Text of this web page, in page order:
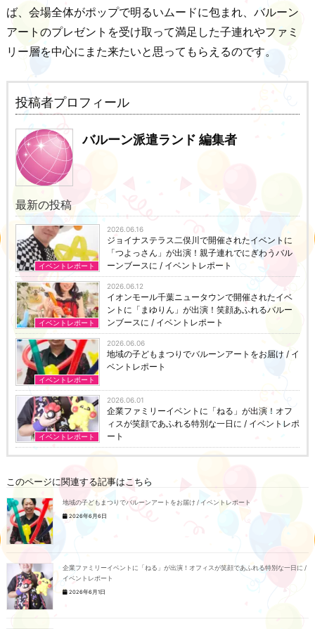
ば、会場全体がポップで明るいムードに包まれ、バルーン
アートのプレゼントを受け取って満足した子連れやファミ
リー層を中心にまた来たいと思ってもらえるのです。
投稿者プロフィール
バルーン派遣ランド 編集者
最新の投稿
イベントレポート
2026.06.16
ジョイナステラス二俣川で開催されたイベントに
「つよっさん」が出演！親子連れでにぎわうバル
ーンブースに / イベントレポート
イベントレポート
2026.06.12
イオンモール千葉ニュータウンで開催されたイベ
ントに「まゆりん」が出演！笑顔あふれるバルー
ンブースに / イベントレポート
イベントレポート
2026.06.06
地域の子どもまつりでバルーンアートをお届け / イ
ベントレポート
イベントレポート
2026.06.01
企業ファミリーイベントに「ねる」が出演！オフ
ィスが笑顔であふれる特別な一日に / イベントレポ
ート
このページに関連する記事はこちら
地域の子どもまつりでバルーンアートをお届け / イベントレポート
2026年6月6日
企業ファミリーイベントに「ねる」が出演！オフィスが笑顔であふれる特別な一日に /
イベントレポート
2026年6月1日